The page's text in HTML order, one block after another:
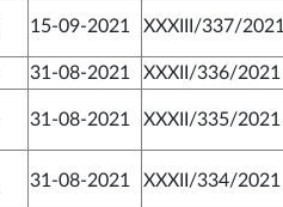
15-09-2021 XXXIII/337/2021
31-08-2021 XXXII/336/2021
31-08-2021 XXXII/335/2021
31-08-2021 XXXII/334/2021